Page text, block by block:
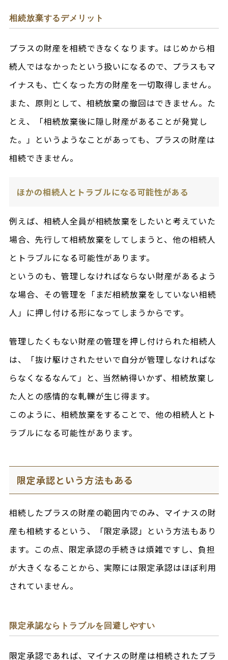
相続放棄するデメリット
プラスの財産を相続できなくなります。はじめから相
続人ではなかったという扱いになるので、プラスもマ
イナスも、亡くなった方の財産を一切取得しません。
また、原則として、相続放棄の撤回はできません。た
とえ、「相続放棄後に隠し財産があることが発覚し
た。」というようなことがあっても、プラスの財産は
相続できません。
ほかの相続人とトラブルになる可能性がある
例えば、相続人全員が相続放棄をしたいと考えていた
場合、先行して相続放棄をしてしまうと、他の相続人
とトラブルになる可能性があります。
というのも、管理しなければならない財産があるよう
な場合、その管理を「まだ相続放棄をしていない相続
人」に押し付ける形になってしまうからです。
管理したくもない財産の管理を押し付けられた相続人
は、「抜け駆けされたせいで自分が管理しなければな
らなくなるなんて」と、当然納得いかず、相続放棄し
た人との感情的な軋轢が生じ得ます。
このように、相続放棄をすることで、他の相続人とト
ラブルになる可能性があります。
限定承認という方法もある
相続したプラスの財産の範囲内でのみ、マイナスの財
産も相続するという、「限定承認」という方法もあり
ます。この点、限定承認の手続きは煩雑ですし、負担
が大きくなることから、実際には限定承認はほぼ利用
されていません。
限定承認ならトラブルを回避しやすい
限定承認であれば、マイナスの財産は相続されたプラ